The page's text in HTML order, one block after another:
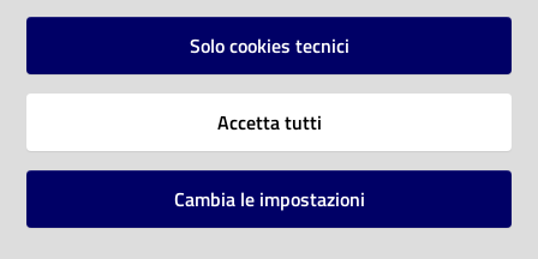
Vai alla pagina
Mappa del sito
Solo cookies tecnici
Accetta tutti
Cambia le impostazioni